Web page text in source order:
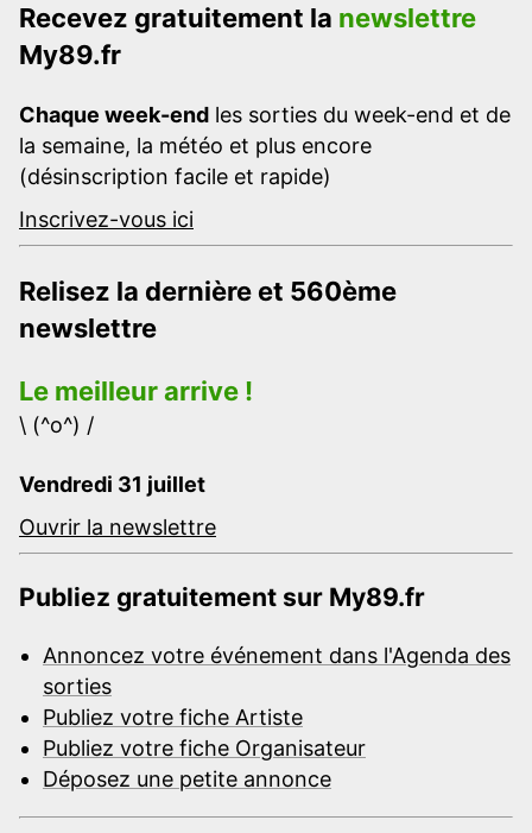
Recevez gratuitement la newslettre
My89.fr
Chaque week-end les sorties du week-end et de
la semaine, la météo et plus encore
(désinscription facile et rapide)
Inscrivez-vous ici
Relisez la dernière et 560ème
newslettre
Le meilleur arrive !
\ (^o^) /
Vendredi 31 juillet
Ouvrir la newslettre
Publiez gratuitement sur My89.fr
Annoncez votre événement dans l'Agenda des
sorties
Publiez votre fiche Artiste
Publiez votre fiche Organisateur
Déposez une petite annonce